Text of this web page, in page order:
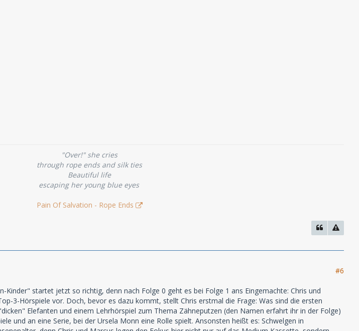
"Over!" she cries
through rope ends and silk ties
Beautiful life
escaping her young blue eyes
Pain Of Salvation - Rope Ends
#6
startet jetzt so richtig, denn nach Folge 0 geht es bei Folge 1 ans Eingemachte: Chris und
3-Hörspiele vor. Doch, bevor es dazu kommt, stellt Chris erstmal die Frage: Was sind die ersten
Elefanten und einem Lehrhörspiel zum Thema Zähneputzen (den Namen erfahrt ihr in der Folge)
und an eine Serie, bei der Ursela Monn eine Rolle spielt. Ansonsten heißt es: Schwelgen in